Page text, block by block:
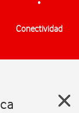
Conectividad